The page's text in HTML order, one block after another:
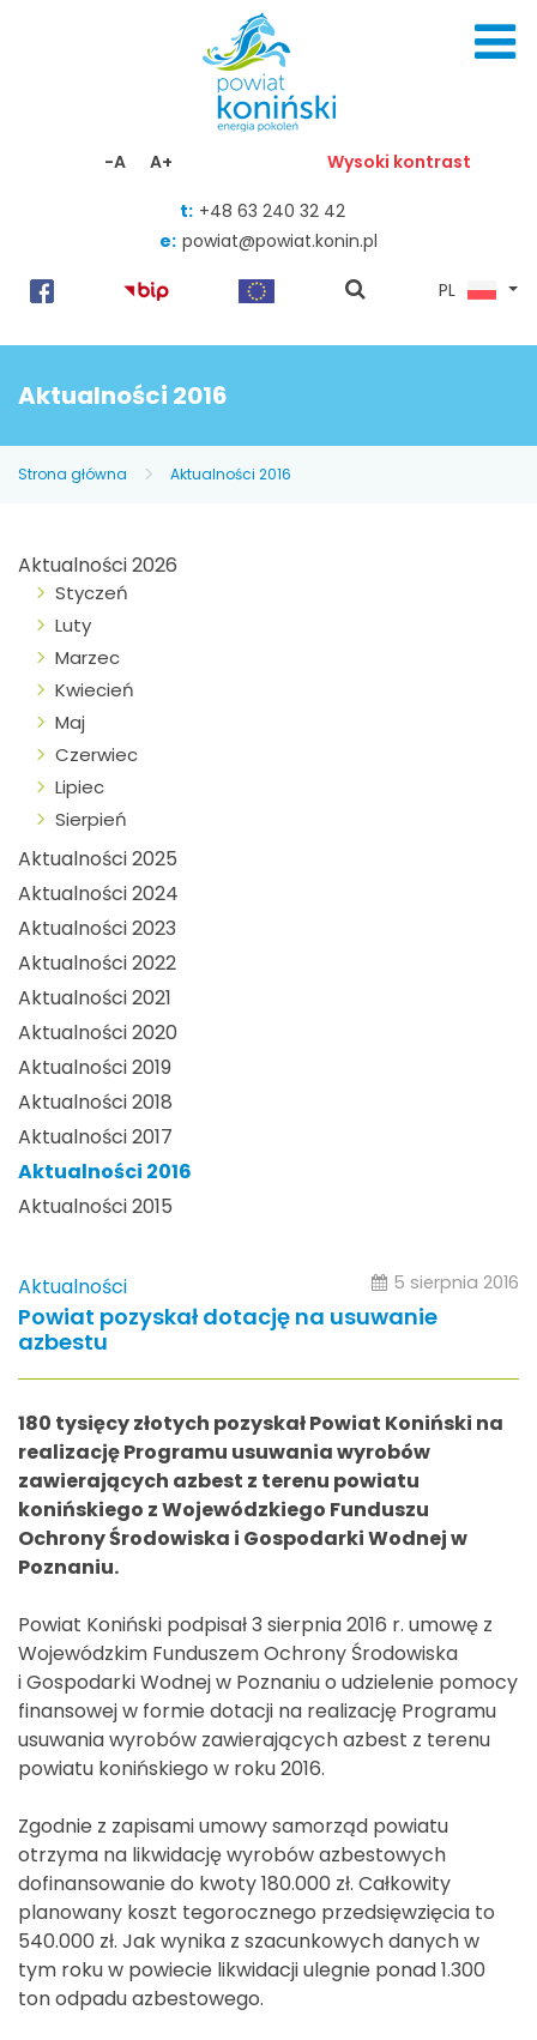
-A A+ Wysoki kontrast
t: +48 63 240 32 42
e: powiat@powiat.konin.pl
pokaż
PL
Aktualności 2016
Strona główna Aktualności 2016
Aktualności 2026
Styczeń
Luty
Marzec
Kwiecień
Maj
Czerwiec
Lipiec
Sierpień
Aktualności 2025
Aktualności 2024
Aktualności 2023
Aktualności 2022
Aktualności 2021
Aktualności 2020
Aktualności 2019
Aktualności 2018
Aktualności 2017
Aktualności 2016
Aktualności 2015
Aktualności 5 sierpnia 2016
Powiat pozyskał dotację na usuwanie
azbestu
180 tysięcy złotych pozyskał Powiat Koniński na
realizację Programu usuwania wyrobów
zawierających azbest z terenu powiatu
konińskiego z Wojewódzkiego Funduszu
Ochrony Środowiska i Gospodarki Wodnej w
Poznaniu.
Powiat Koniński podpisał 3 sierpnia 2016 r. umowę z
Wojewódzkim Funduszem Ochrony Środowiska
i Gospodarki Wodnej w Poznaniu o udzielenie pomocy
finansowej w formie dotacji na realizację Programu
usuwania wyrobów zawierających azbest z terenu
powiatu konińskiego w roku 2016.
Zgodnie z zapisami umowy samorząd powiatu
otrzyma na likwidację wyrobów azbestowych
dofinansowanie do kwoty 180.000 zł. Całkowity
planowany koszt tegorocznego przedsięwzięcia to
540.000 zł. Jak wynika z szacunkowych danych w
tym roku w powiecie likwidacji ulegnie ponad 1.300
ton odpadu azbestowego.